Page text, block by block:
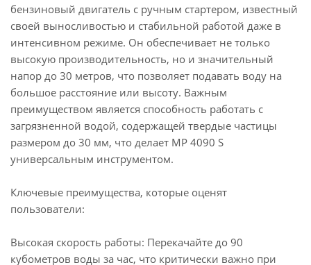
бензиновый двигатель с ручным стартером, известный
своей выносливостью и стабильной работой даже в
интенсивном режиме. Он обеспечивает не только
высокую производительность, но и значительный
напор до 30 метров, что позволяет подавать воду на
большое расстояние или высоту. Важным
преимуществом является способность работать с
загрязненной водой, содержащей твердые частицы
размером до 30 мм, что делает MP 4090 S
универсальным инструментом.
Ключевые преимущества, которые оценят
пользователи:
Высокая скорость работы: Перекачайте до 90
кубометров воды за час, что критически важно при